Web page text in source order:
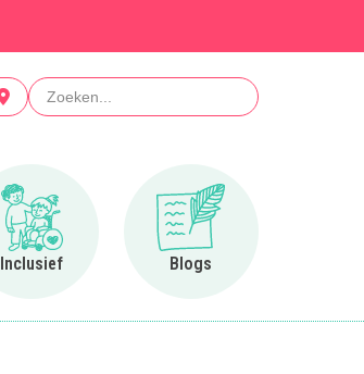
Zoeken
Inclusief
Ga naar Inclusief
Blogs
Ga naar Blogs